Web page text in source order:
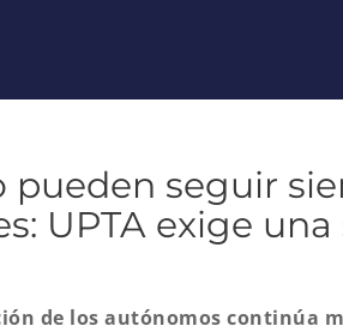
pueden seguir
UPTA exige
de los autónomos continúa